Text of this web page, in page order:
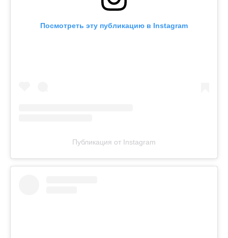
Посмотреть эту публикацию в Instagram
Публикация от Instagram